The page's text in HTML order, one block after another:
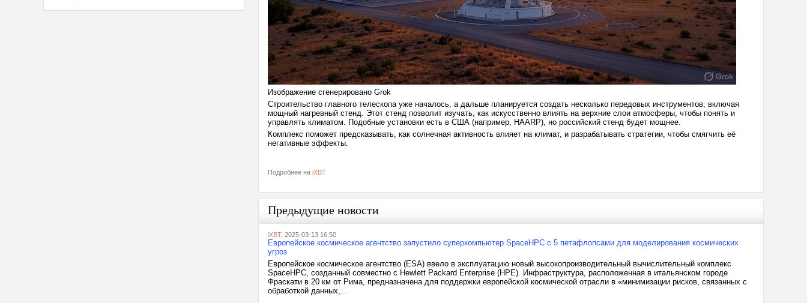
Изображение сгенерировано Grok
Строительство главного телескопа уже началось, а дальше планируется создать несколько передовых инструментов, включая
мощный нагревный стенд. Этот стенд позволит изучать, как искусственно влиять на верхние слои атмосферы, чтобы понять и
управлять климатом. Подобные установки есть в США (например, HAARP), но российский стенд будет мощнее.
Комплекс поможет предсказывать, как солнечная активность влияет на климат, и разрабатывать стратегии, чтобы смягчить её
негативные эффекты.
Подробнее на iXBT
Предыдущие новости
iXBT, 2025-03-13 16:50
Европейское космическое агентство запустило суперкомпьютер SpaceHPC с 5 петафлопсами для моделирования космических
угроз
Европейское космическое агентство (ESA) ввело в эксплуатацию новый высокопроизводительный вычислительный комплекс
SpaceHPC, созданный совместно с Hewlett Packard Enterprise (HPE). Инфраструктура, расположенная в итальянском городе
Фраскати в 20 км от Рима, предназначена для поддержки европейской космической отрасли в «минимизации рисков, связанных с
обработкой данных,...